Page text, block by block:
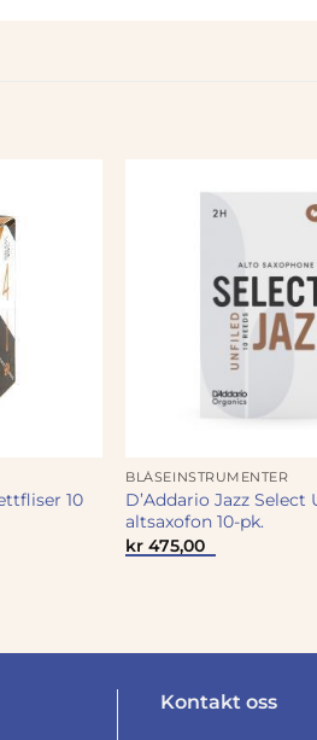
10
BLÅSEINSTRUMENTER
D’Addario Jazz Select
altsaxofon 10-pk.
kr 475,00
Kontakt oss